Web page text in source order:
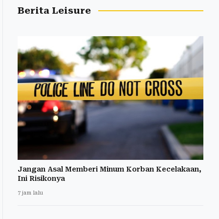
Berita Leisure
Jangan Asal Memberi Minum Korban Kecelakaan,
Ini Risikonya
7 jam lalu